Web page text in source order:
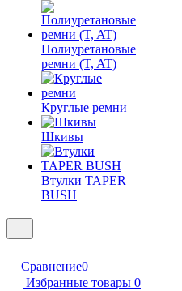
Полиуретановые
ремни (T, AT)
Круглые ремни
Шкивы
Втулки TAPER
BUSH
Сравнение0
Избранные товары 0